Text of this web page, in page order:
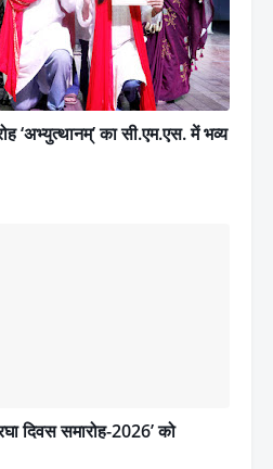
‘अभ्युत्थानम्’ का सी.एम.एस. में भव्य
दिवस समारोह-2026’ को